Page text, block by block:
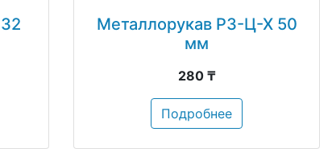
Металлорукав РЗ-Ц-Х 50
мм
280 ₸
Подробнее